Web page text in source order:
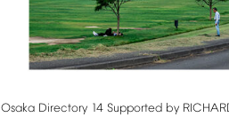
Osaka Directory 14 Supported by